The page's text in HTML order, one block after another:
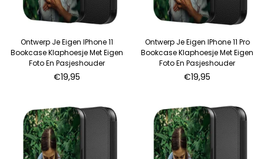
Ontwerp Je Eigen IPhone 11
Bookcase Klaphoesje Met Eigen
Foto En Pasjeshouder
Normale
€19,95
Ontwerp Je Eigen IPhone 11 Pro
Bookcase Klaphoesje Met Eigen
Foto En Pasjeshouder
Normale
€19,95